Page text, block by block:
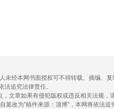
未经本网书面授权可不得转载、摘编、
追究法律责任。
文章如果有侵犯版权或违反相关法规，
篡改为"稿件来源：顶博"，本网将依法追